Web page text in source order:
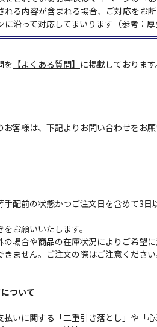
る内容が含まれる場合、ご対応をお断
沿って対応してまいります（参考：
を 【よくある質問】 に掲載しておりま
客様は、下記よりお問い合わせをお願
配前の状態かつご注文日を含めて3
お願いいたします。
場合や商品の在庫状況によりご希望に
ません。ご注文の際はご注意ください
ついて
いに関する「二重引き落とし」や「